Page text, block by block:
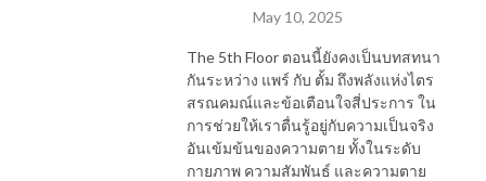
May 10, 2025
The 5th Floor ตอนนี้ยังคงเป็นบทสทนา
กันระหว่าง แพร์ กับ ตั้ม ถึงพลังแห่งไตร
สรณคมณ์และข้อเตือนใจสี่ประการ ใน
การช่วยให้เราตื่นรู้อยู่กับความเป็นจริง
อันเข้มข้นของความตาย ทั้งในระดับ
กายภาพ ความสัมพันธ์ และความตาย